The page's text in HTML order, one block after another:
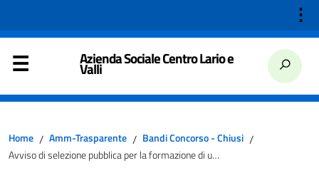
⋮
Azienda Sociale Centro Lario e
Valli
Home / Amm-Trasparente / Bandi Concorso - Chiusi /
Avviso di selezione pubblica per la formazione di una graduatoria da utilizzare per assunzioni con rapporto di lavoro a tempo determinato o indeterminato, tempo pieno o parziale, prof. profess. di assistente sociale c/o asclv di Porlezza (Co) (ott. 23)